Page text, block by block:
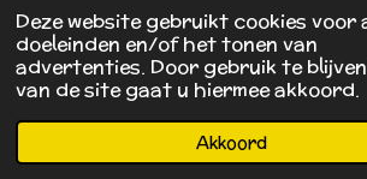
Deze website gebruikt cookies voor
doeleinden en/of het tonen van
advertenties. Door gebruik te
van de site gaat u hiermee akkoord.
Akkoord
E-mailadres